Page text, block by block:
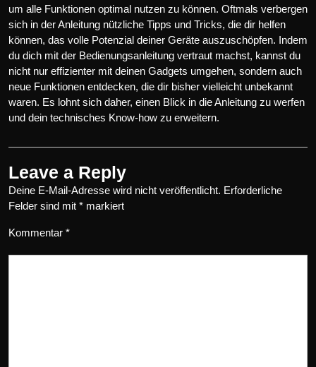
um alle Funktionen optimal nutzen zu können. Oftmals verbergen
sich in der Anleitung nützliche Tipps und Tricks, die dir helfen
können, das volle Potenzial deiner Geräte auszuschöpfen. Indem
du dich mit der Bedienungsanleitung vertraut machst, kannst du
nicht nur effizienter mit deinen Gadgets umgehen, sondern auch
neue Funktionen entdecken, die dir bisher vielleicht unbekannt
waren. Es lohnt sich daher, einen Blick in die Anleitung zu werfen
und dein technisches Know-how zu erweitern.
Leave a Reply
Deine E-Mail-Adresse wird nicht veröffentlicht. Erforderliche
Felder sind mit * markiert
Kommentar *